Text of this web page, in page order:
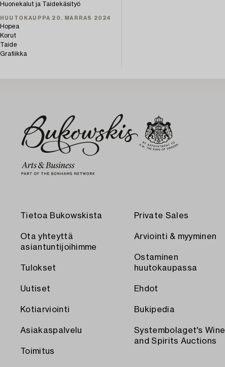
Huonekalut ja Taidekäsityö
HUUTOKAUPPA 20. MARRAS 2024
Hopea
Korut
Taide
Grafiikka
Tietoa Bukowskista
Ota yhteyttä
asiantuntijoihimme
Tulokset
Uutiset
Kotiarviointi
Asiakaspalvelu
Toimitus
Private Sales
Arviointi & myyminen
Ostaminen
huutokaupassa
Ehdot
Bukipedia
Systembolaget's Wine
and Spirits Auctions